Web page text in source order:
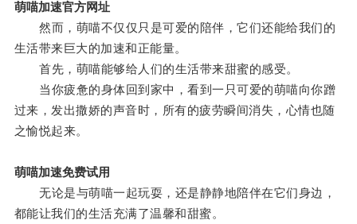
萌喵加速官方网址
然而，萌喵不仅仅只是可爱的陪伴，它们还能给我们的
生活带来巨大的加速和正能量。
首先，萌喵能够给人们的生活带来甜蜜的感受。
当你疲惫的身体回到家中，看到一只可爱的萌喵向你蹭
过来，发出撒娇的声音时，所有的疲劳瞬间消失，心情也随
之愉悦起来。
萌喵加速免费试用
无论是与萌喵一起玩耍，还是静静地陪伴在它们身边，
都能让我们的生活充满了温馨和甜蜜。